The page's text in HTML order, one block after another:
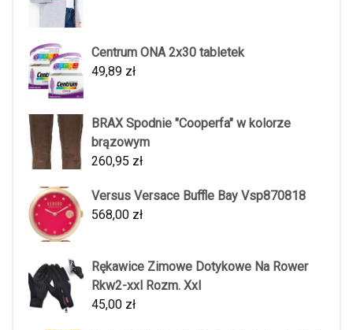
Centrum ONA 2x30 tabletek
49,89 zł
BRAX Spodnie "Cooperfa" w kolorze
brązowym
260,95 zł
Versus Versace Buffle Bay Vsp870818
568,00 zł
Rękawice Zimowe Dotykowe Na Rower
Rkw2-xxl Rozm. Xxl
45,00 zł